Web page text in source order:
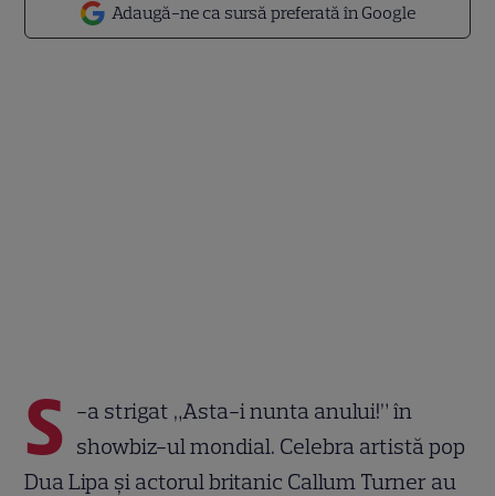
Adaugă-ne ca sursă preferată în Google
S -a strigat „Asta-i nunta anului!” în
showbiz-ul mondial. Celebra artistă pop
Dua Lipa și actorul britanic Callum Turner au